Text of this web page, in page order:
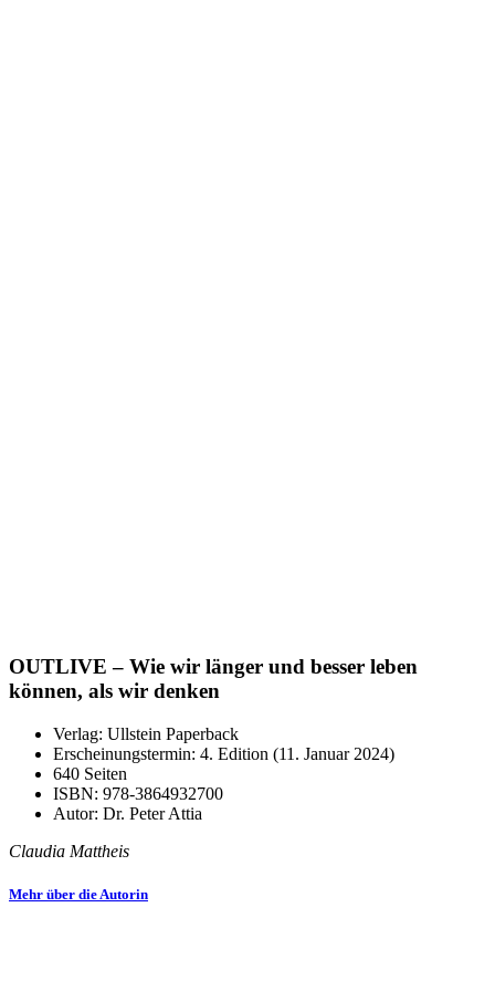
OUTLIVE – Wie wir länger und besser leben
können, als wir denken
Verlag: Ullstein Paperback
Erscheinungstermin: 4. Edition (11. Januar 2024)
640 Seiten
ISBN: 978-3864932700
Autor: Dr. Peter Attia
Claudia Mattheis
Mehr über die Autorin